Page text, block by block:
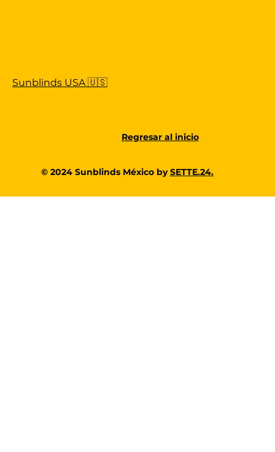
Sunblinds USA 🇺🇸
© 2024 Sunblinds México bySETTE.24.
Regresar al inicio